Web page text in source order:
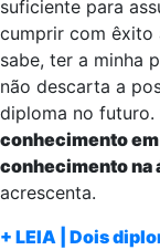
suficiente para
cumprir com êxito
sabe, ter a minha
não descarta a
diploma no futuro.
conhecimento
conhecimento na
acrescenta.
+ LEIA | Dois